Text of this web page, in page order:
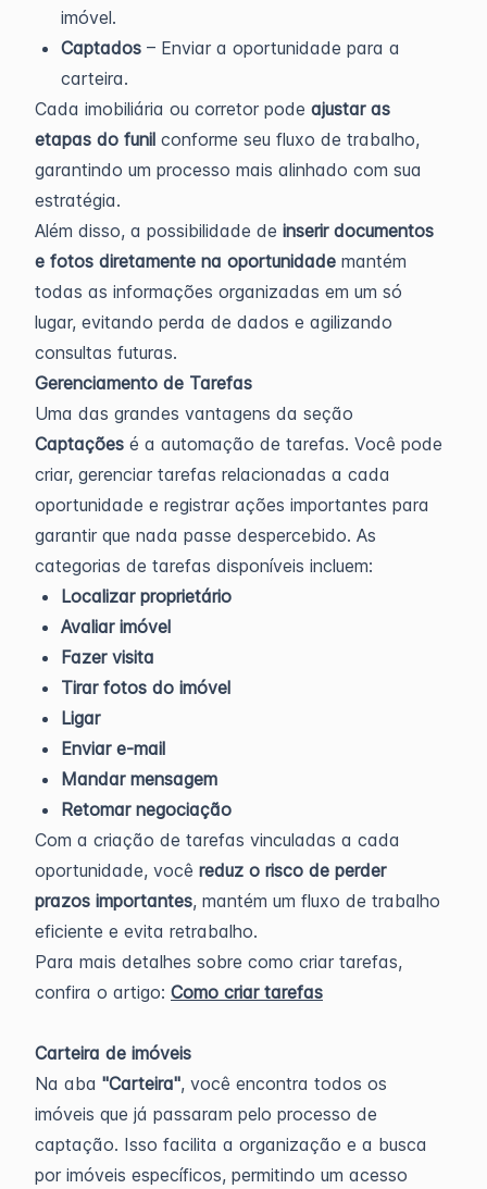
imóvel.
Captados – Enviar a oportunidade para a
carteira.
Cada imobiliária ou corretor pode ajustar as
etapas do funil conforme seu fluxo de trabalho,
garantindo um processo mais alinhado com sua
estratégia.
Além disso, a possibilidade de inserir documentos
e fotos diretamente na oportunidade mantém
todas as informações organizadas em um só
lugar, evitando perda de dados e agilizando
consultas futuras.
Gerenciamento de Tarefas
Uma das grandes vantagens da seção
Captações é a automação de tarefas. Você pode
criar, gerenciar tarefas relacionadas a cada
oportunidade e registrar ações importantes para
garantir que nada passe despercebido. As
categorias de tarefas disponíveis incluem:
Localizar proprietário
Avaliar imóvel
Fazer visita
Tirar fotos do imóvel
Ligar
Enviar e-mail
Mandar mensagem
Retomar negociação
Com a criação de tarefas vinculadas a cada
oportunidade, você reduz o risco de perder
prazos importantes, mantém um fluxo de trabalho
eficiente e evita retrabalho.
Para mais detalhes sobre como criar tarefas,
confira o artigo: Como criar tarefas
Carteira de imóveis
Na aba "Carteira", você encontra todos os
imóveis que já passaram pelo processo de
captação. Isso facilita a organização e a busca
por imóveis específicos, permitindo um acesso